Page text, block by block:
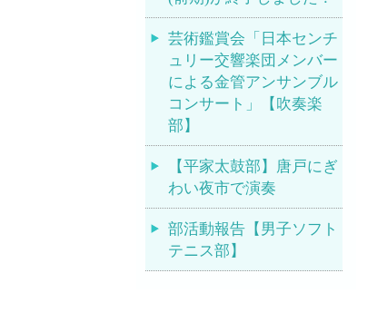
芸術鑑賞会「日本センチ
ュリー交響楽団メンバー
による金管アンサンブル
コンサート」【吹奏楽
部】
【平家太鼓部】唐戸にぎ
わい夜市で演奏
部活動報告【男子ソフト
テニス部】